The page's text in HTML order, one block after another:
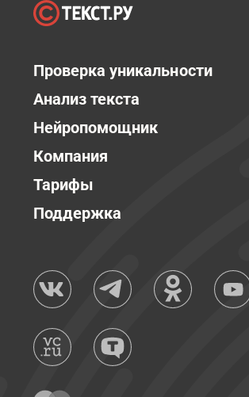
Проверка уникальности
Анализ текста
Нейропомощник
Компания
Тарифы
Поддержка